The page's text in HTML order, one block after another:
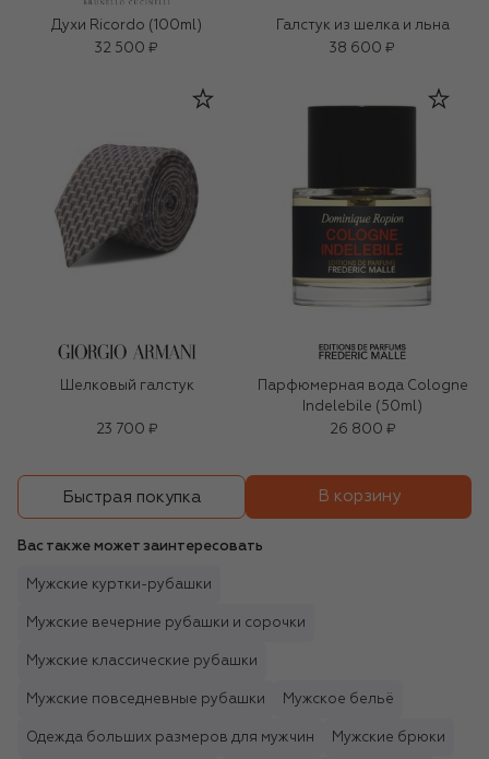
Духи Ricordo (100ml)
32 500 ₽
Галстук из шелка и льна
38 600 ₽
Шелковый галстук
23 700 ₽
Парфюмерная вода Cologne
Indelebile (50ml)
26 800 ₽
Быстрая покупка В корзину
Вас также может заинтересовать
Мужские куртки-рубашки
Мужские вечерние рубашки и сорочки
Мужские классические рубашки
Мужские повседневные рубашки Мужское бельё
Одежда больших размеров для мужчин Мужские брюки